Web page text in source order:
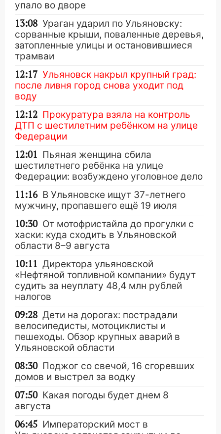
упало во дворе
13:08 Ураган ударил по Ульяновску:
сорванные крыши, поваленные деревья,
затопленные улицы и остановившиеся
трамваи
12:17 Ульяновск накрыл крупный град:
после ливня город снова уходит под
воду
12:12 Прокуратура взяла на контроль
ДТП с шестилетним ребёнком на улице
Федерации
12:01 Пьяная женщина сбила
шестилетнего ребёнка на улице
Федерации: возбуждено уголовное дело
11:16 В Ульяновске ищут 37-летнего
мужчину, пропавшего ещё 19 июля
10:30 От мотофристайла до прогулки с
хаски: куда сходить в Ульяновской
области 8–9 августа
10:11 Директора ульяновской
«Нефтяной топливной компании» будут
судить за неуплату 48,4 млн рублей
налогов
09:28 Дети на дорогах: пострадали
велосипедисты, мотоциклисты и
пешеходы. Обзор крупных аварий в
Ульяновской области
08:30 Поджог со свечой, 16 сгоревших
домов и выстрел за водку
07:50 Какая погоды будет днем 8
августа
06:45 Императорский мост в